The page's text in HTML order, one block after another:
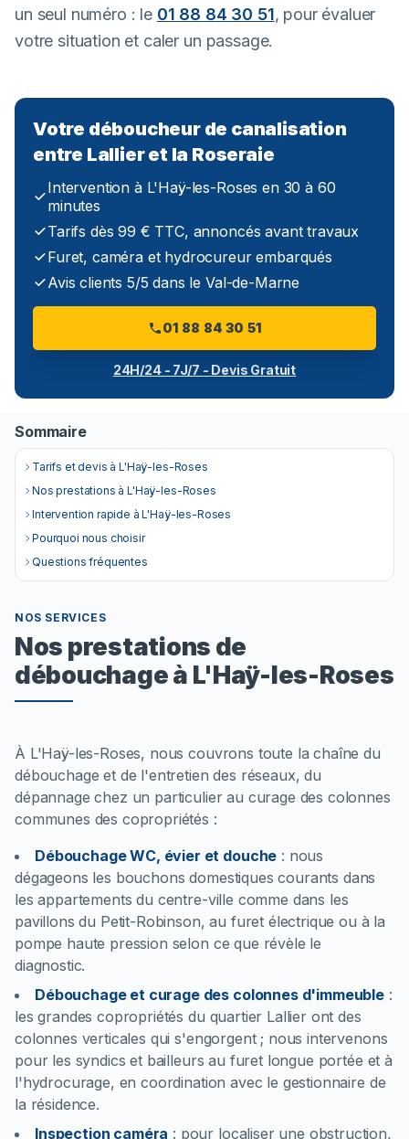
un seul numéro : le 01 88 84 30 51, pour évaluer
votre situation et caler un passage.
Votre déboucheur de canalisation
entre Lallier et la Roseraie
Intervention à L'Haÿ-les-Roses en 30 à 60
minutes
Tarifs dès 99 € TTC, annoncés avant travaux
Furet, caméra et hydrocureur embarqués
Avis clients 5/5 dans le Val-de-Marne
01 88 84 30 51
24H/24 - 7J/7 - Devis Gratuit
Sommaire
Tarifs et devis à L'Haÿ-les-Roses
Nos prestations à L'Haÿ-les-Roses
Intervention rapide à L'Haÿ-les-Roses
Pourquoi nous choisir
Questions fréquentes
NOS SERVICES
Nos prestations de
débouchage à L'Haÿ-les-Roses
À L'Haÿ-les-Roses, nous couvrons toute la chaîne du
débouchage et de l'entretien des réseaux, du
dépannage chez un particulier au curage des colonnes
communes des copropriétés :
Débouchage WC, évier et douche : nous
dégageons les bouchons domestiques courants dans
les appartements du centre-ville comme dans les
pavillons du Petit-Robinson, au furet électrique ou à la
pompe haute pression selon ce que révèle le
diagnostic.
Débouchage et curage des colonnes d'immeuble:
les grandes copropriétés du quartier Lallier ont des
colonnes verticales qui s'engorgent ; nous intervenons
pour les syndics et bailleurs au furet longue portée et à
l'hydrocurage, en coordination avec le gestionnaire de
la résidence.
Inspection caméra : pour localiser une obstruction,